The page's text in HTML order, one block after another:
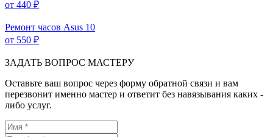
от 440 ₽
Ремонт часов Asus 10
от 550 ₽
ЗАДАТЬ ВОПРОС МАСТЕРУ
Оставьте ваш вопрос через форму обратной связи и вам
перезвонит именно мастер и ответит без навязывания каких -
либо услуг.